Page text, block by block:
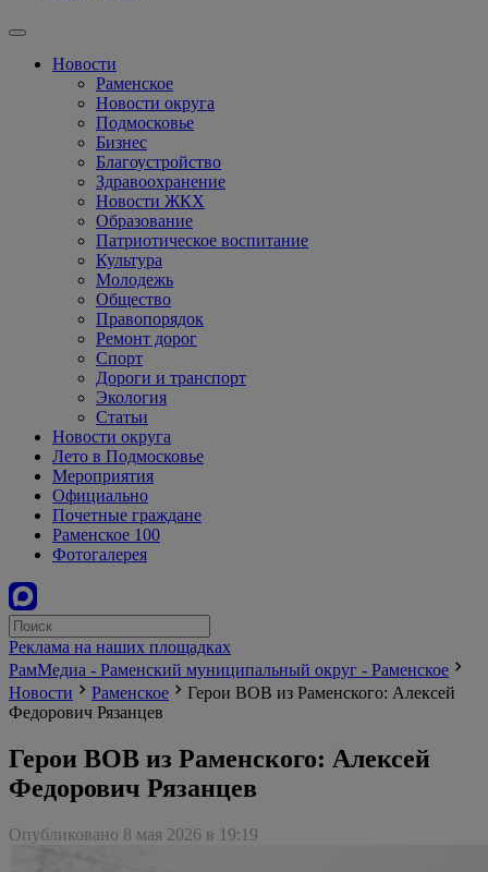
Новости
Раменское
Новости округа
Подмосковье
Бизнес
Благоустройство
Здравоохранение
Новости ЖКХ
Образование
Патриотическое воспитание
Культура
Молодежь
Общество
Правопорядок
Ремонт дорог
Спорт
Дороги и транспорт
Экология
Статьи
Новости округа
Лето в Подмосковье
Мероприятия
Официально
Почетные граждане
Раменское 100
Фотогалерея
Реклама на наших площадках
РамМедиа - Раменский муниципальный округ - Раменское
Новости
Раменское
Герои ВОВ из Раменского: Алексей
Федорович Рязанцев
Герои ВОВ из Раменского: Алексей
Федорович Рязанцев
Опубликовано 8 мая 2026 в 19:19